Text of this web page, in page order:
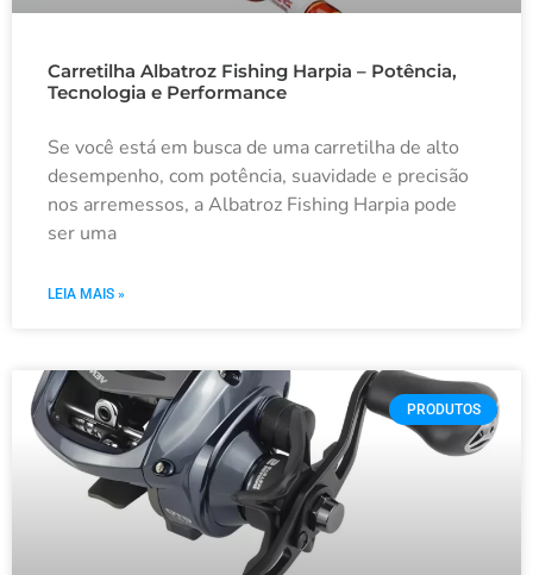
Carretilha Albatroz Fishing Harpia – Potência,
Tecnologia e Performance
Se você está em busca de uma carretilha de alto
desempenho, com potência, suavidade e precisão
nos arremessos, a Albatroz Fishing Harpia pode
ser uma
LEIA MAIS »
PRODUTOS